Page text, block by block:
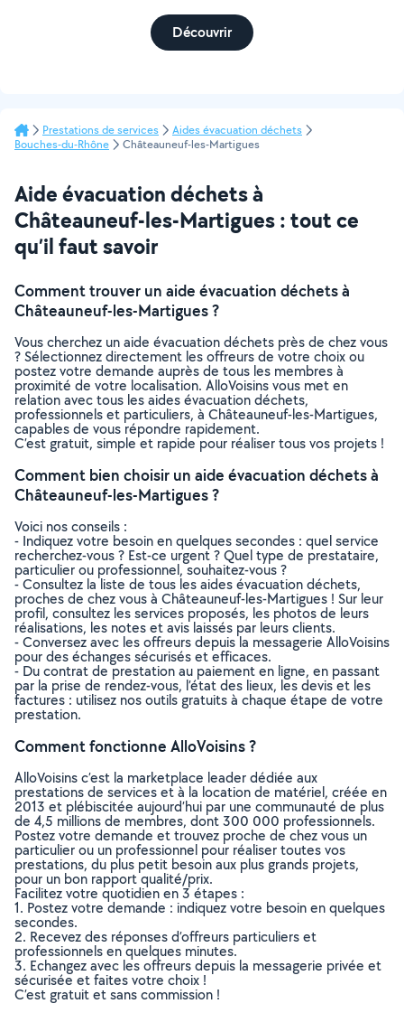
Découvrir
Prestations de services
Aides évacuation déchets
Bouches-du-Rhône
Châteauneuf-les-Martigues
Aide évacuation déchets à
Châteauneuf-les-Martigues : tout ce
qu’il faut savoir
Comment trouver un aide évacuation déchets à
Châteauneuf-les-Martigues ?
Vous cherchez un aide évacuation déchets près de chez vous
? Sélectionnez directement les offreurs de votre choix ou
postez votre demande auprès de tous les membres à
proximité de votre localisation. AlloVoisins vous met en
relation avec tous les aides évacuation déchets,
professionnels et particuliers, à Châteauneuf-les-Martigues,
capables de vous répondre rapidement.
C’est gratuit, simple et rapide pour réaliser tous vos projets !
Comment bien choisir un aide évacuation déchets à
Châteauneuf-les-Martigues ?
Voici nos conseils :
- Indiquez votre besoin en quelques secondes : quel service
recherchez-vous ? Est-ce urgent ? Quel type de prestataire,
particulier ou professionnel, souhaitez-vous ?
- Consultez la liste de tous les aides évacuation déchets,
proches de chez vous à Châteauneuf-les-Martigues ! Sur leur
profil, consultez les services proposés, les photos de leurs
réalisations, les notes et avis laissés par leurs clients.
- Conversez avec les offreurs depuis la messagerie AlloVoisins
pour des échanges sécurisés et efficaces.
- Du contrat de prestation au paiement en ligne, en passant
par la prise de rendez-vous, l’état des lieux, les devis et les
factures : utilisez nos outils gratuits à chaque étape de votre
prestation.
Comment fonctionne AlloVoisins ?
AlloVoisins c’est la marketplace leader dédiée aux
prestations de services et à la location de matériel, créée en
2013 et plébiscitée aujourd’hui par une communauté de plus
de 4,5 millions de membres, dont 300 000 professionnels.
Postez votre demande et trouvez proche de chez vous un
particulier ou un professionnel pour réaliser toutes vos
prestations, du plus petit besoin aux plus grands projets,
pour un bon rapport qualité/prix.
Facilitez votre quotidien en 3 étapes :
1. Postez votre demande : indiquez votre besoin en quelques
secondes.
2. Recevez des réponses d’offreurs particuliers et
professionnels en quelques minutes.
3. Echangez avec les offreurs depuis la messagerie privée et
sécurisée et faites votre choix !
C’est gratuit et sans commission !